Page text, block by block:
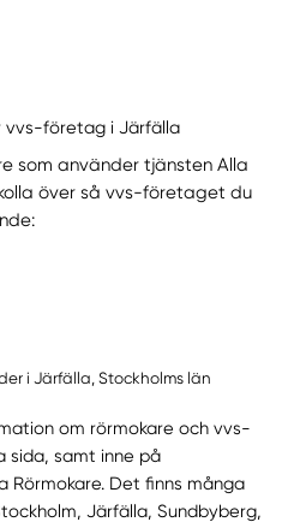
vvs-företag i Järfälla
som använder tjänsten Alla
över så vvs-företaget du
i Järfälla, Stockholms län
om rörmokare och vvs-
sida, samt inne på
Rörmokare. Det finns många
Järfälla, Sundbyberg,